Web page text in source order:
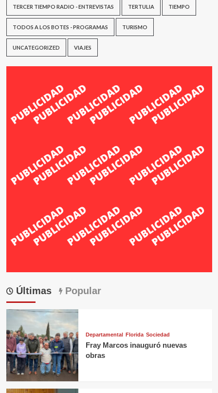
TERCER TIEMPO RADIO - ENTREVISTAS TERTULIA TIEMPO
TODOS A LOS BOTES - PROGRAMAS TURISMO
UNCATEGORIZED VIAJES
Últimas Popular
Departamental Florida Sociedad
Fray Marcos inauguró nuevas
obras